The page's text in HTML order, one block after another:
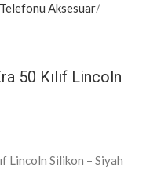
Aksesuar
50 Kılıf Lincoln
Lincoln Silikon – Siyah